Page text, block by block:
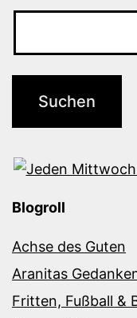
Blogroll
Achse des Guten
Aranitas
Fritten, Fußball &